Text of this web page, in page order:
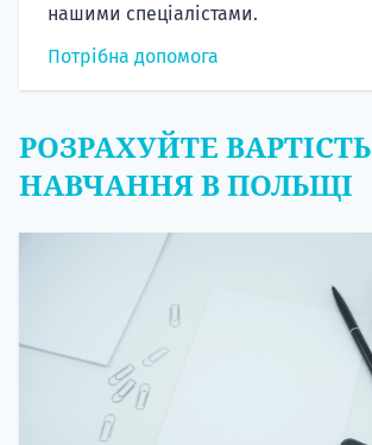
нашими спеціалістами.
Потрібна допомога
РОЗРАХУЙТЕ ВАРТІСТЬ
НАВЧАННЯ В ПОЛЬЩІ